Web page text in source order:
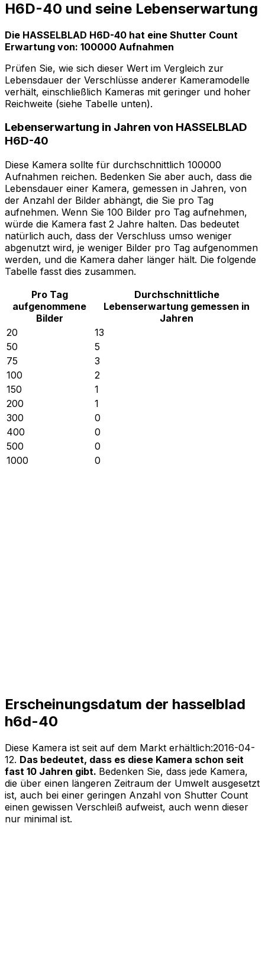
H6D-40 und seine Lebenserwartung
Die HASSELBLAD H6D-40 hat eine Shutter Count
Erwartung von: 100000 Aufnahmen
Prüfen Sie, wie sich dieser Wert im Vergleich zur
Lebensdauer der Verschlüsse anderer Kameramodelle
verhält, einschließlich Kameras mit geringer und hoher
Reichweite (siehe Tabelle unten).
Lebenserwartung in Jahren von HASSELBLAD
H6D-40
Diese Kamera sollte für durchschnittlich 100000
Aufnahmen reichen. Bedenken Sie aber auch, dass die
Lebensdauer einer Kamera, gemessen in Jahren, von
der Anzahl der Bilder abhängt, die Sie pro Tag
aufnehmen. Wenn Sie 100 Bilder pro Tag aufnehmen,
würde die Kamera fast 2 Jahre halten. Das bedeutet
natürlich auch, dass der Verschluss umso weniger
abgenutzt wird, je weniger Bilder pro Tag aufgenommen
werden, und die Kamera daher länger hält. Die folgende
Tabelle fasst dies zusammen.
Pro Tag
aufgenommene
Bilder
Durchschnittliche
Lebenserwartung gemessen in
Jahren
20
13
50
5
75
3
100
2
150
1
200
1
300
0
400
0
500
0
1000
0
Erscheinungsdatum der hasselblad
h6d-40
Diese Kamera ist seit auf dem Markt erhältlich:2016-04-
12. Das bedeutet, dass es diese Kamera schon seit
fast 10 Jahren gibt. Bedenken Sie, dass jede Kamera,
die über einen längeren Zeitraum der Umwelt ausgesetzt
ist, auch bei einer geringen Anzahl von Shutter Count
einen gewissen Verschleiß aufweist, auch wenn dieser
nur minimal ist.